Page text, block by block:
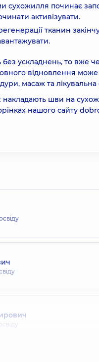
сухожилля починає
активізувати.
тканин
без ускладнень, то вже
відновлення
масаж та лікувальна
шви на
нашого сайту